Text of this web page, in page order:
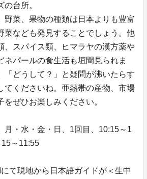
台所。
野菜、果物の種類は日本よりも豊富
菜なども発見することでしょう。他
、スパイス類、ヒマラヤの漢方薬や
ネパールの食生活も垣間見られま
「どうして？」と疑問が沸いたらす
てくださいね。亜熱帯の産物、市場
ぜひお楽しみください。
月・水・金・日、1回目、10:15～1
～11:55
て現地から日本語ガイドが＜生中